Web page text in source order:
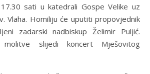
sati u katedrali Gospe Velike uz
Vlaha. Homiliju će uputiti propovjednik
zadarski nadbiskup Želimir Puljić.
molitve slijedi koncert Mješovitog